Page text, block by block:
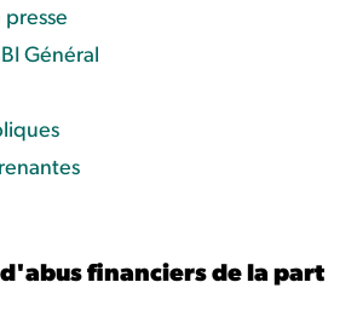
financiers de la part
Général